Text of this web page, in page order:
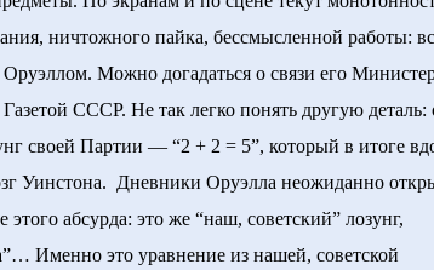
ничтожного пайка, бессмысленной работы:
Можно догадаться о связи его
СССР. Не так легко понять другую деталь:
своей Партии — “2 + 2 = 5”, который в итоге
Уинстона. Дневники Оруэлла неожиданно
абсурда: это же “наш, советский” лозунг,
Именно это уравнение из нашей, советской